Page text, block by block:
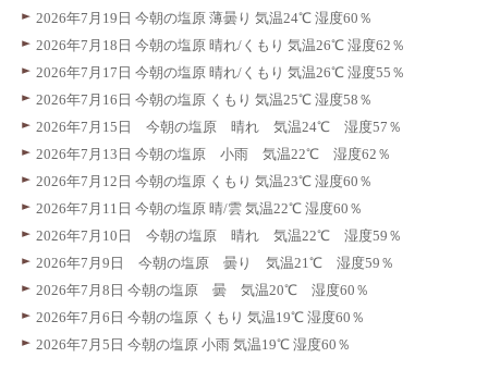
2026年7月19日 今朝の塩原 薄曇り 気温24℃ 湿度60％
2026年7月18日 今朝の塩原 晴れ/くもり 気温26℃ 湿度62％
2026年7月17日 今朝の塩原 晴れ/くもり 気温26℃ 湿度55％
2026年7月16日 今朝の塩原 くもり 気温25℃ 湿度58％
2026年7月15日 今朝の塩原 晴れ 気温24℃ 湿度57％
2026年7月13日 今朝の塩原 小雨 気温22℃ 湿度62％
2026年7月12日 今朝の塩原 くもり 気温23℃ 湿度60％
2026年7月11日 今朝の塩原 晴/雲 気温22℃ 湿度60％
2026年7月10日 今朝の塩原 晴れ 気温22℃ 湿度59％
2026年7月9日 今朝の塩原 曇り 気温21℃ 湿度59％
2026年7月8日 今朝の塩原 曇 気温20℃ 湿度60％
2026年7月6日 今朝の塩原 くもり 気温19℃ 湿度60％
2026年7月5日 今朝の塩原 小雨 気温19℃ 湿度60％